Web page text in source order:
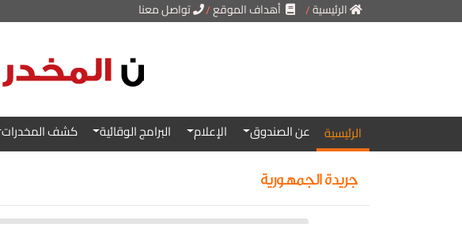
الرئيسية أهداف الموقع تواصل معنا
الرئيسية عن الصندوق الإعلام البرامج الوقائية كشف المخدرات
جريدة الجمهورية